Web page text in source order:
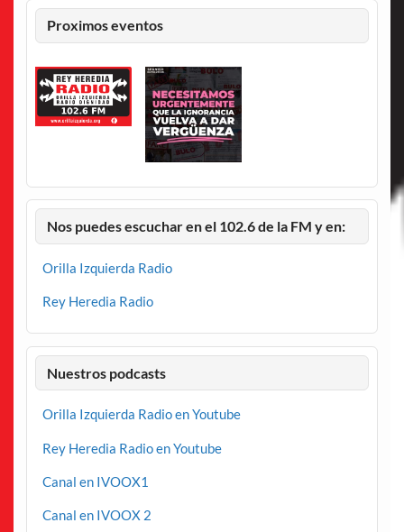
Proximos eventos
Nos puedes escuchar en el 102.6 de la FM y en:
Orilla Izquierda Radio
Rey Heredia Radio
Nuestros podcasts
Orilla Izquierda Radio en Youtube
Rey Heredia Radio en Youtube
Canal en IVOOX1
Canal en IVOOX 2